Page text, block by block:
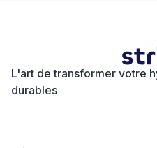
L'art de transformer votre
durables